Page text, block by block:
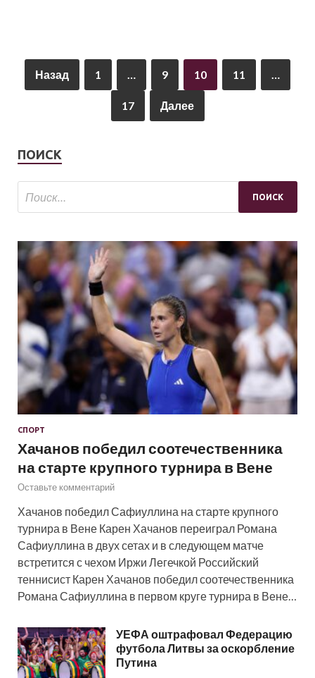
Назад 1 … 9 10 11 …
17 Далее
ПОИСК
СПОРТ
Хачанов победил соотечественника
на старте крупного турнира в Вене
Оставьте комментарий
Хачанов победил Сафиуллина на старте крупного
турнира в Вене Карен Хачанов переиграл Романа
Сафиуллина в двух сетах и в следующем матче
встретится с чехом Иржи Легечкой Российский
теннисист Карен Хачанов победил соотечественника
Романа Сафиуллина в первом круге турнира в Вене…
УЕФА оштрафовал Федерацию
футбола Литвы за оскорбление
Путина